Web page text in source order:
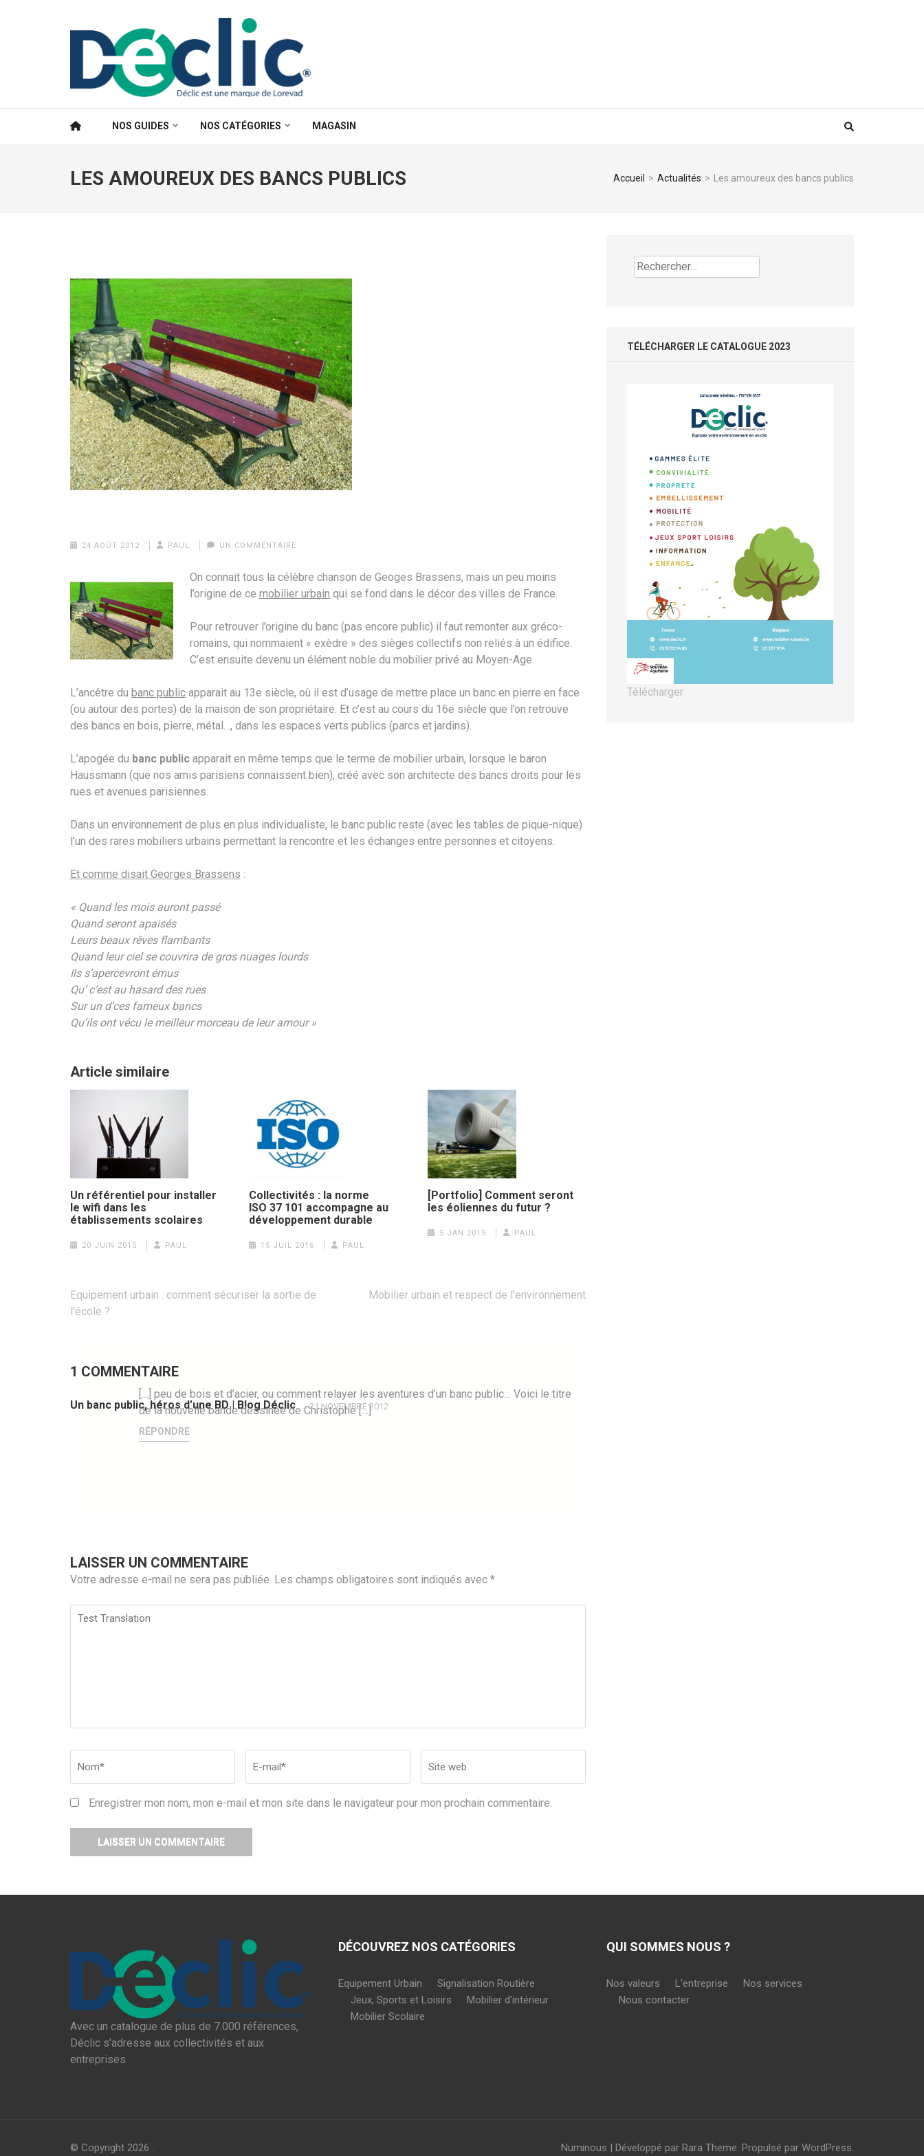
NOS GUIDES NOS CATÉGORIES MAGASIN
LES AMOUREUX DES BANCS PUBLICS Accueil > Actualités > Les amoureux des bancs publics
24 AOÛT 2012 PAUL UN COMMENTAIRE
On connait tous la célèbre chanson de Geoges Brassens, mais un peu moins
l’origine de ce mobilier urbain qui se fond dans le décor des villes de France.
Pour retrouver l’origine du banc (pas encore public) il faut remonter aux gréco-
romains, qui nommaient « exèdre » des sièges collectifs non reliés à un édifice.
C’est ensuite devenu un élément noble du mobilier privé au Moyen-Age.
L’ancêtre du banc public apparait au 13e siècle, où il est d’usage de mettre place un banc en pierre en face
(ou autour des portes) de la maison de son propriétaire. Et c’est au cours du 16e siècle que l’on retrouve
des bancs en bois, pierre, métal…, dans les espaces verts publics (parcs et jardins).
L’apogée du banc public apparait en même temps que le terme de mobilier urbain, lorsque le baron
Haussmann (que nos amis parisiens connaissent bien), créé avec son architecte des bancs droits pour les
rues et avenues parisiennes.
Dans un environnement de plus en plus individualiste, le banc public reste (avec les tables de pique-nique)
l’un des rares mobiliers urbains permettant la rencontre et les échanges entre personnes et citoyens.
Et comme disait Georges Brassens :
« Quand les mois auront passé
Quand seront apaisés
Leurs beaux rêves flambants
Quand leur ciel se couvrira de gros nuages lourds
Ils s’apercevront émus
Qu’ c’est au hasard des rues
Sur un d’ces fameux bancs
Qu’ils ont vécu le meilleur morceau de leur amour »
Article similaire
Un référentiel pour installer
le wifi dans les
établissements scolaires
20 JUIN 2015 PAUL
Collectivités : la norme
ISO 37 101 accompagne au
développement durable
15 JUIL 2016 PAUL
[Portfolio] Comment seront
les éoliennes du futur ?
5 JAN 2015 PAUL
Navigation
de
Equipement urbain : comment sécuriser la sortie de
l’école ?
Mobilier urbain et respect de l'environnement
1 COMMENTAIRE
Un banc public, héros d’une BD | Blog Déclic 21 NOVEMBRE 2012
[…] peu de bois et d’acier, ou comment relayer les aventures d’un banc public… Voici le titre
de la nouvelle bande dessinée de Christophe […]
RÉPONDRE
LAISSER UN COMMENTAIRE
Votre adresse e-mail ne sera pas publiée. Les champs obligatoires sont indiqués avec *
Test
web
Enregistrer mon nom, mon e-mail et mon site dans le navigateur pour mon prochain commentaire.
Rechercher :
TÉLÉCHARGER LE CATALOGUE 2023
Télécharger
Avec un catalogue de plus de 7.000 références,
Déclic s'adresse aux collectivités et aux
entreprises.
DÉCOUVREZ NOS CATÉGORIES
Equipement Urbain
Signalisation Routière
Jeux, Sports et Loisirs
Mobilier d'intérieur
Mobilier Scolaire
QUI SOMMES NOUS ?
Nos valeurs L'entreprise
Nos services
Nous contacter
© Copyright 2026 . Numinous | Développé par Rara Theme. Propulsé par WordPress.